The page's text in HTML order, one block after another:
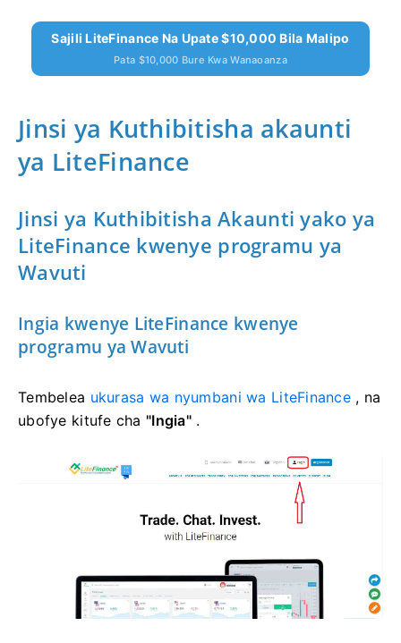
Sajili LiteFinance Na Upate $10,000 Bila Malipo
Pata $10,000 Bure Kwa Wanaoanza
Jinsi ya Kuthibitisha akaunti
ya LiteFinance
Jinsi ya Kuthibitisha Akaunti yako ya
LiteFinance kwenye programu ya
Wavuti
Ingia kwenye LiteFinance kwenye
programu ya Wavuti
Tembelea ukurasa wa nyumbani wa LiteFinance , na
ubofye kitufe cha "Ingia" .